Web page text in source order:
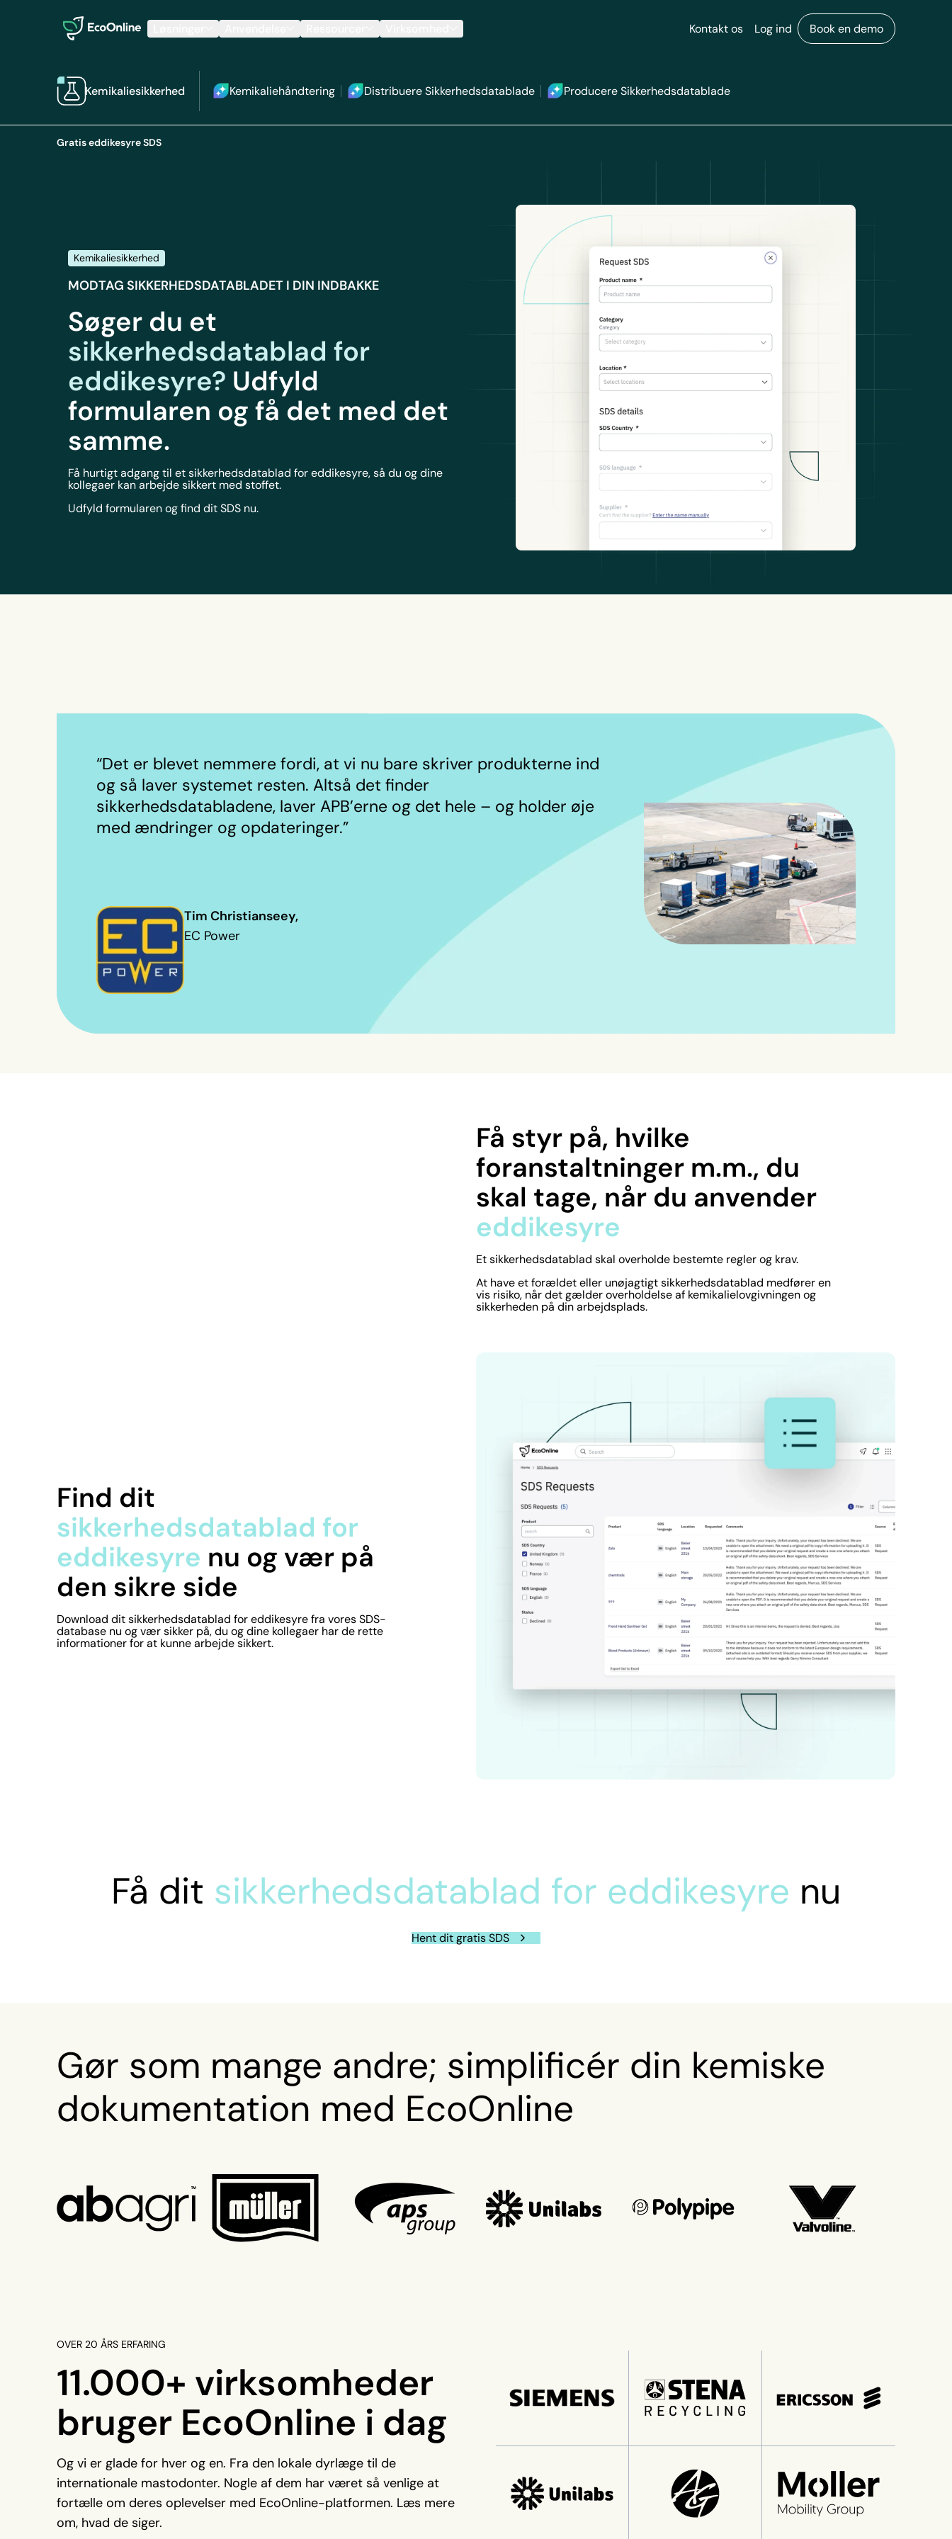
EcoOnline
Kontakt os Log ind Book en demo
Kemikaliesikkerhed Kemikaliehåndtering Distribuere Sikkerhedsdatablade Producere Sikkerhedsdatablade
Gratis eddikesyre SDS
Kemikaliesikkerhed
MODTAG SIKKERHEDSDATABLADET I DIN INDBAKKE
Søger du et
sikkerhedsdatablad for
eddikesyre? Udfyld
formularen og få det med det
samme.
Få hurtigt adgang til et sikkerhedsdatablad for eddikesyre, så du og dine
kollegaer kan arbejde sikkert med stoffet.
Udfyld formularen og find dit SDS nu.
“Det er blevet nemmere fordi, at vi nu bare skriver produkterne ind
og så laver systemet resten. Altså det finder
sikkerhedsdatabladene, laver APB’erne og det hele – og holder øje
med ændringer og opdateringer.”
Tim Christianseey,
EC Power
Få styr på, hvilke
foranstaltninger m.m., du
skal tage, når du anvender
eddikesyre
Et sikkerhedsdatablad skal overholde bestemte regler og krav.
At have et forældet eller unøjagtigt sikkerhedsdatablad medfører en
vis risiko, når det gælder overholdelse af kemikalielovgivningen og
sikkerheden på din arbejdsplads.
Find dit
sikkerhedsdatablad for
eddikesyre nu og vær på
den sikre side
Download dit sikkerhedsdatablad for eddikesyre fra vores SDS-
database nu og vær sikker på, du og dine kollegaer har de rette
informationer for at kunne arbejde sikkert.
Få dit sikkerhedsdatablad for eddikesyre nu
Hent dit gratis SDS
Gør som mange andre; simplificér din kemiske
dokumentation med EcoOnline
OVER 20 ÅRS ERFARING
11.000+ virksomheder
bruger EcoOnline i dag
Og vi er glade for hver og en. Fra den lokale dyrlæge til de
internationale mastodonter. Nogle af dem har været så venlige at
fortælle om deres oplevelser med EcoOnline-platformen. Læs mere
om, hvad de siger.